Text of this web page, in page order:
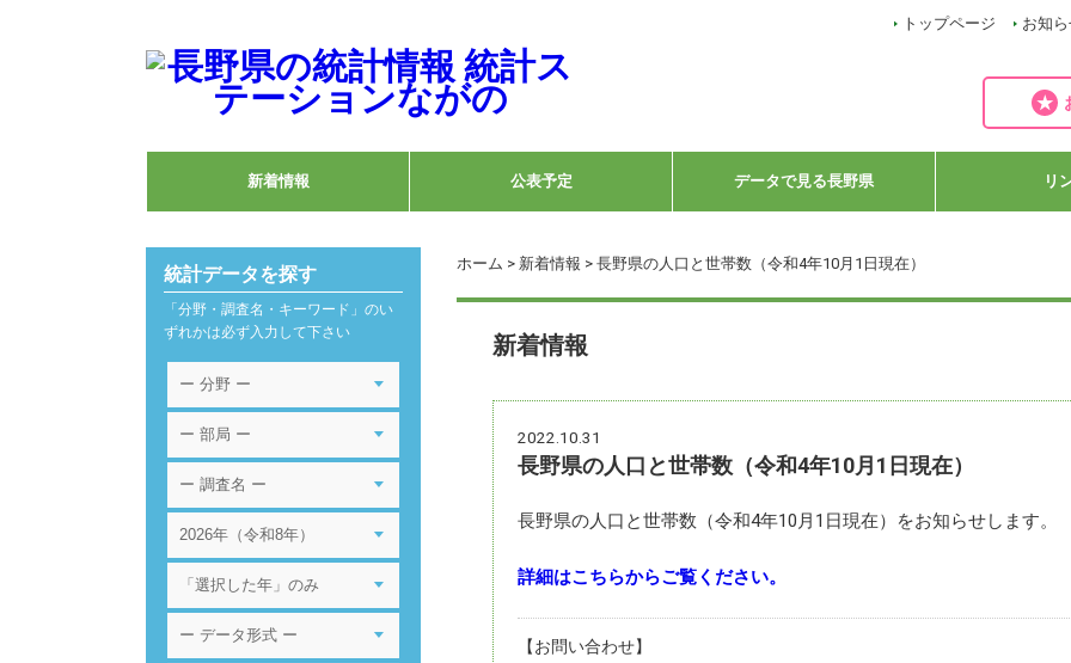
トップページ お知
新着情報 公表予定 データで見る長野県 リ
ホーム > 新着情報 > 長野県の人口と世帯数（令和4年10月1日現在）
新着情報
2022.10.31
長野県の人口と世帯数（令和4年10月1日現在）
長野県の人口と世帯数（令和4年10月1日現在）をお知らせします。
詳細はこちらからご覧ください。
【お問い合わせ】
統計データを探す
「分野・調査名・キーワード」のい
ずれかは必ず入力して下さい